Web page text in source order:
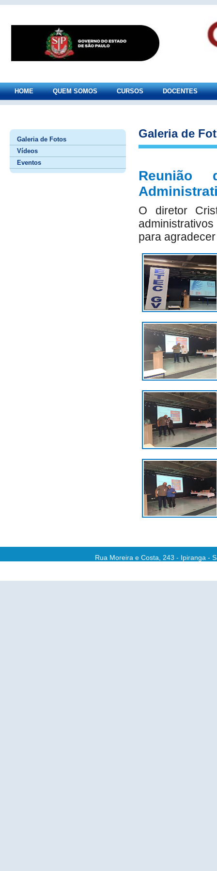
HOME QUEM SOMOS CURSOS DOCENTES
Galeria de Fotos
Vídeos
Eventos
Galeria de
Reunião
O diretor
para
Rua Moreira e Costa, 243 - Ipiranga -